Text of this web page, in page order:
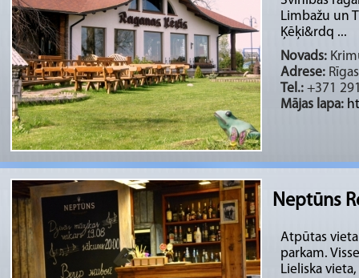
Limbažu un
Ķēķi&rdq ...
Novads:
Adrese:
Tel.: +371
Mājas lapa:
Neptūns
Atpūtas
parkam.
Lieliska